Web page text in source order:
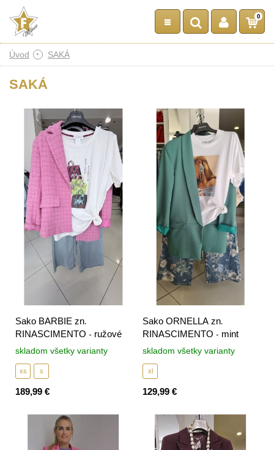
0
Úvod SAKÁ
SAKÁ
Sako BARBIE zn.
RINASCIMENTO - ružové
skladom všetky varianty
s
xs
189,99 €
Sako ORNELLA zn.
RINASCIMENTO - mint
skladom všetky varianty
xl
129,99 €